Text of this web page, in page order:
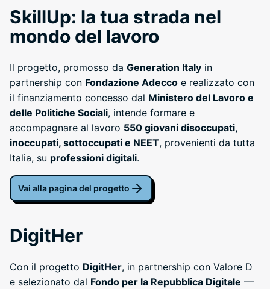
SkillUp: la tua strada nel
mondo del lavoro
Il progetto, promosso da Generation Italy in
partnership con Fondazione Adecco e realizzato con
il finanziamento concesso dal Ministero del Lavoro e
delle Politiche Sociali, intende formare e
accompagnare al lavoro 550 giovani disoccupati,
inoccupati, sottoccupati e NEET, provenienti da tutta
Italia, su professioni digitali.
Vai alla pagina del progetto
DigitHer
Con il progetto DigitHer, in partnership con Valore D
e selezionato dal Fondo per la Repubblica Digitale —